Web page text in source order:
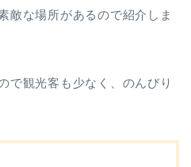
敵な場所があるので紹介しま
で観光客も少なく、のんびり